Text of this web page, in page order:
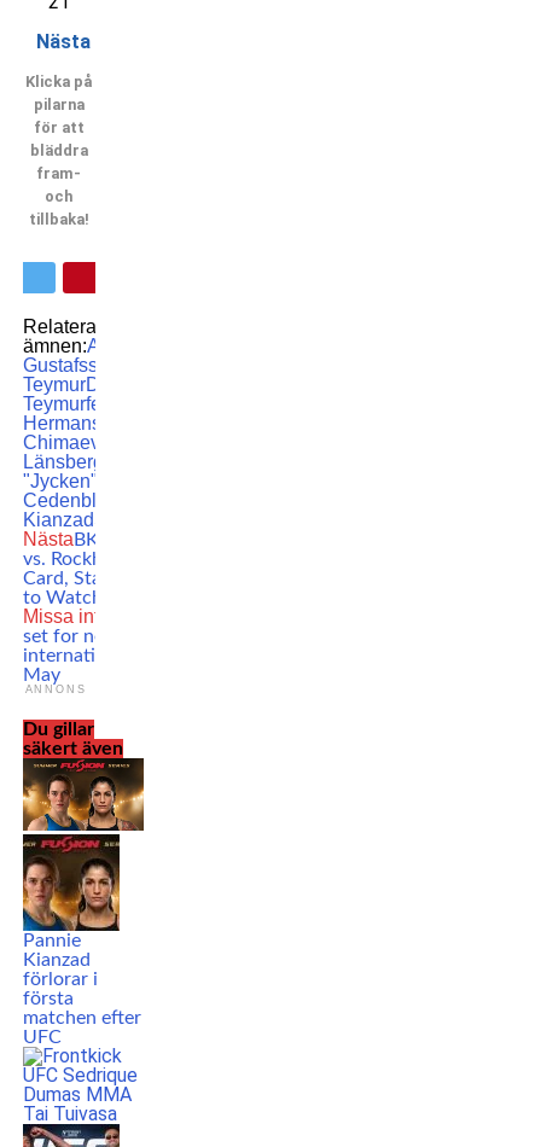
Nästa
Klicka på
pilarna
för att
bläddra
fram-
och
tillbaka!
Relaterade
ämnen:Alexander
Gustafsson
TeymurDavid
Teymurfeatured
Hermansson
Chimaev
Länsberg
"Jycken"
Cedenblad
Kianzad
Nästa BKFC 41: Perry
vs. Rockhold – Fight
Card, Start time & How
to Watch
Missa inte
set for new tough
international fight in
May
ANNONS
Du gillar
säkert även
Pannie
Kianzad
förlorar i
första
matchen efter
UFC